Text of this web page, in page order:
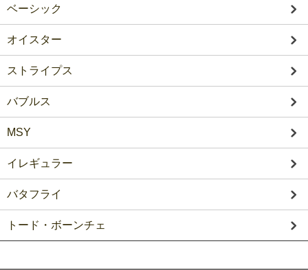
ベーシック
オイスター
ストライプス
バブルス
MSY
イレギュラー
バタフライ
トード・ボーンチェ